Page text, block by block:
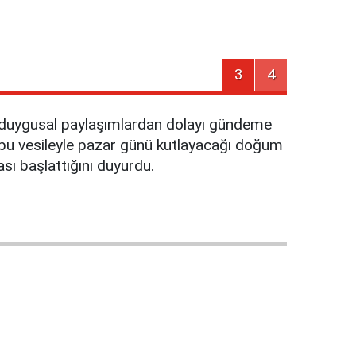
3 4
paylaşımlardan dolayı gündeme
vesileyle pazar günü kutlayacağı doğum
başlattığını duyurdu.